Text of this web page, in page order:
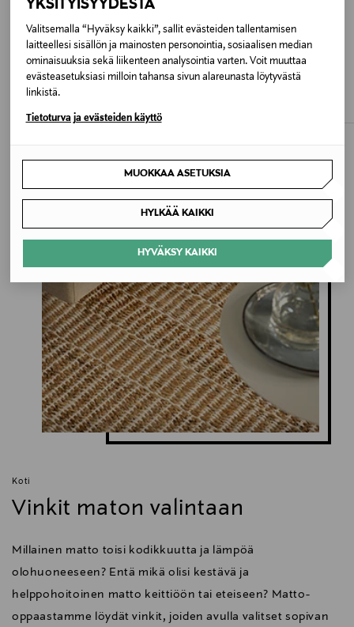
YKSITYISYYDESTÄ
Valitsemalla “Hyväksy kaikki”, sallit evästeiden tallentamisen
laitteellesi sisällön ja mainosten personointia, sosiaalisen median
ominaisuuksia sekä liikenteen analysointia varten. Voit muuttaa
evästeasetuksiasi milloin tahansa sivun alareunasta löytyvästä
linkistä.
Tietoturva ja evästeiden käyttö
MUOKKAA ASETUKSIA
HYLKÄÄ KAIKKI
HYVÄKSY KAIKKI
Belgia
Valmistajan tuotenumero
108126
Rue de la Royenne 45, 7700 Mouscron, Belgium
Avainsanat
Louis de Poortere, matto, koti, sisustus
ETUKUPONKITUOTE
CALVIN KLEIN
Highwaist Shaper 80 den -sukkahousut
ETUKUPONKITUOTE
GUPPYFRIEND
Koti
Vinkit maton valintaan
Millainen matto toisi kodikkuutta ja lämpöä
olohuoneeseen? Entä mikä olisi kestävä ja
helppohoitoinen matto keittiöön tai eteiseen? Matto-
oppaastamme löydät vinkit, joiden avulla valitset sopivan
Inspiroidu